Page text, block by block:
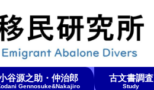
谷源之助・仲治郎
Gennosuke&Nakajiro
古文書調査
Study